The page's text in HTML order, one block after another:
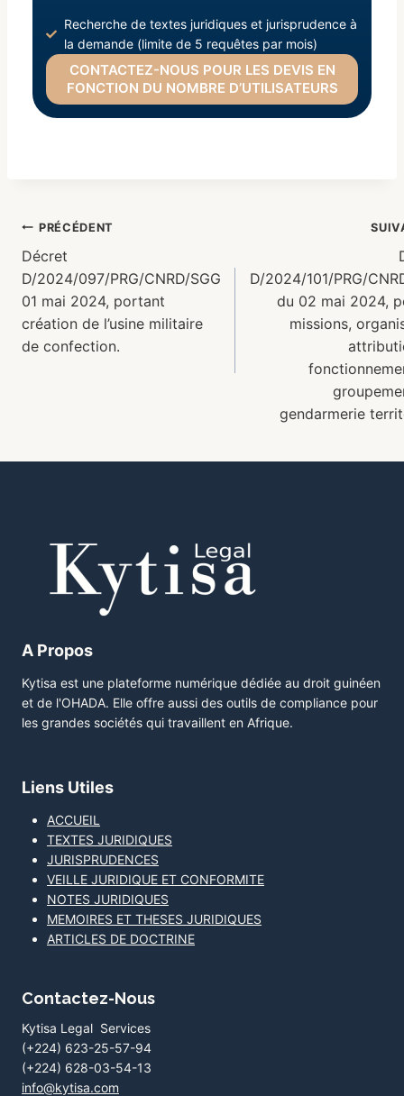
Recherche de textes juridiques et jurisprudence à
la demande (limite de 5 requêtes par mois)
CONTACTEZ-NOUS POUR LES DEVIS EN
FONCTION DU NOMBRE D’UTILISATEURS
PRÉCÉDENT
Décret
D/2024/097/PRG/CNRD/SGG
01 mai 2024, portant
création de l’usine militaire
de confection.
D/2024/101/PRG/
du 02 mai 2024,
missions,
gendarmerie
A Propos
Kytisa est une plateforme numérique dédiée au droit guinéen
et de l'OHADA. Elle offre aussi des outils de compliance pour
les grandes sociétés qui travaillent en Afrique.
Liens Utiles
ACCUEIL
TEXTES JURIDIQUES
JURISPRUDENCES
VEILLE JURIDIQUE ET CONFORMITE
NOTES JURIDIQUES
MEMOIRES ET THESES JURIDIQUES
ARTICLES DE DOCTRINE
Contactez-Nous
Kytisa Legal Services
(+224) 623-25-57-94
(+224) 628-03-54-13
info@kytisa.com